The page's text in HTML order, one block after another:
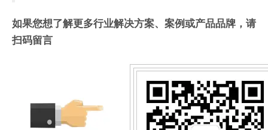
如果您想了解更多行业解决方案、案例或产品品牌， 请
扫码留言